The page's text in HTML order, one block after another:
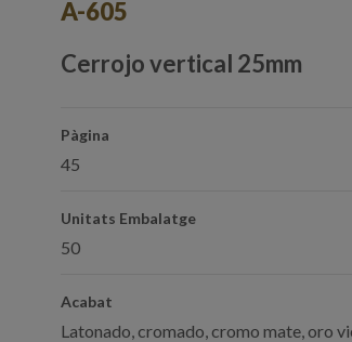
A-605
Cerrojo vertical 25mm
Pàgina
45
Unitats Embalatge
50
Acabat
Latonado, cromado, cromo mate, oro